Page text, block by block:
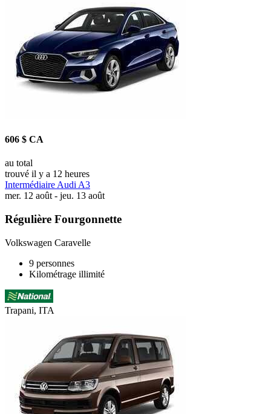
606 $ CA
au total
trouvé il y a 12 heures
Intermédiaire Audi A3
mer. 12 août - jeu. 13 août
Régulière Fourgonnette
Volkswagen Caravelle
9 personnes
Kilométrage illimité
Trapani, ITA